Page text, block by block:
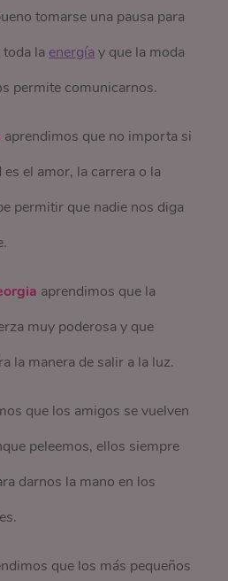
tomarse una pausa para
la energía y que la moda
permite comunicarnos.
aprendimos que no importa si
el amor, la carrera o la
permitir que nadie nos diga
aprendimos que la
muy poderosa y que
la manera de salir a la luz.
que los amigos se vuelven
peleemos, ellos siempre
darnos la mano en los
que los más pequeños